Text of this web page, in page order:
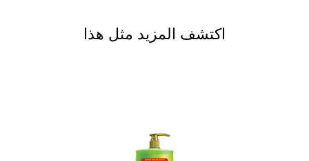
اكتشف المزيد مثل هذا